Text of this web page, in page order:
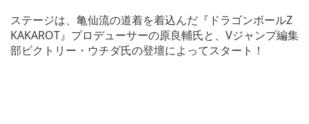
ステージは、亀仙流の道着を着込んだ『ドラゴンボールZ
KAKAROT』プロデューサーの原良輔氏と、Vジャンプ編集
部ビクトリー・ウチダ氏の登壇によってスタート！